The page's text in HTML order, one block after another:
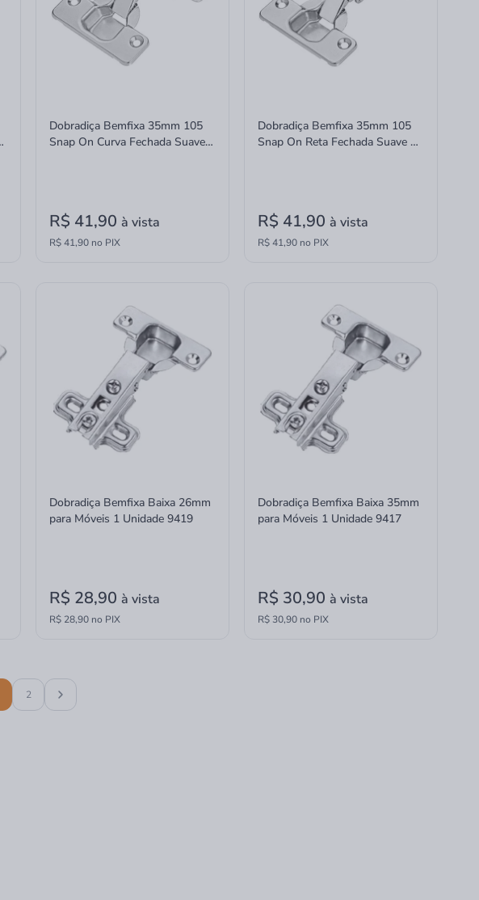
Dobradiça Bemfixa 35mm 105
Snap On Curva Fechada Suave 1
R$ 41,90 à vista
R$ 41,90 no PIX
Dobradiça Bemfixa 35mm 105
Snap On Reta Fechada Suave 1
R$ 41,90 à vista
R$ 41,90 no PIX
Dobradiça Bemfixa Baixa 26mm
para Móveis 1 Unidade 9419
R$ 28,90 à vista
R$ 28,90 no PIX
Dobradiça Bemfixa Baixa 35mm
para Móveis 1 Unidade 9417
R$ 30,90 à vista
R$ 30,90 no PIX
2